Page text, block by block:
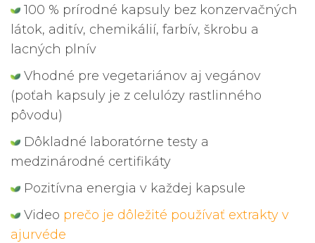
100 % prírodné kapsuly bez konzervačných
látok, aditív, chemikálií, farbív, škrobu a
lacných plnív
Vhodné pre vegetariánov aj vegánov
(poťah kapsuly je z celulózy rastlinného
pôvodu)
Dôkladné laboratórne testy a
medzinárodné certifikáty
Pozitívna energia v každej kapsule
Video prečo je dôležité používať extrakty v
ajurvéde